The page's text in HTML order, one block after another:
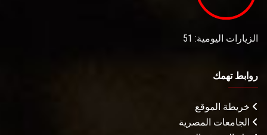
الزيارات اليومية: 51
روابط تهمك
خريطة الموقع
الجامعات المصرية